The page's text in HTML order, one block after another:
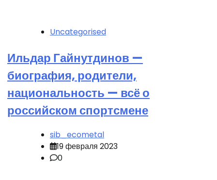
Uncategorised
Ильдар Гайнутдинов —
биография, родители,
национальность — всё о
российском спортсмене
sib_ecometal
19 февраля 2023
0